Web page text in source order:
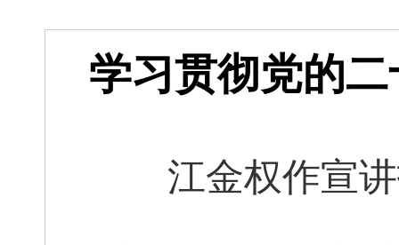
学习贯彻党的
江金权作宣